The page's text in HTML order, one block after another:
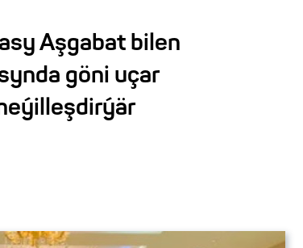
Aşgabat bilen
göni uçar